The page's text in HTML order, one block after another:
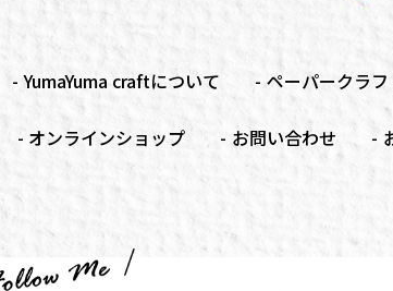
YumaYuma craftについて ペーパークラフ
オンラインショップ お問い合わせ